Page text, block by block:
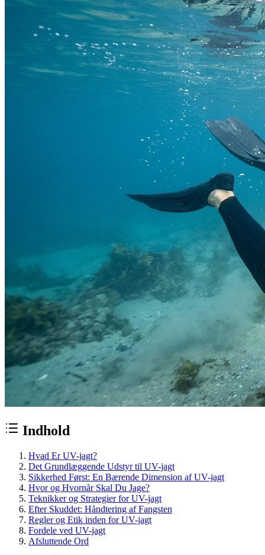
Indhold
Hvad Er UV-jagt?
Det Grundlæggende Udstyr til UV-jagt
Sikkerhed Først: En Bærende Dimension af UV-jagt
Hvor og Hvornår Skal Du Jage?
Teknikker og Strategier for UV-jagt
Efter Skuddet: Håndtering af Fangsten
Regler og Etik inden for UV-jagt
Fordele ved UV-jagt
Afsluttende Ord